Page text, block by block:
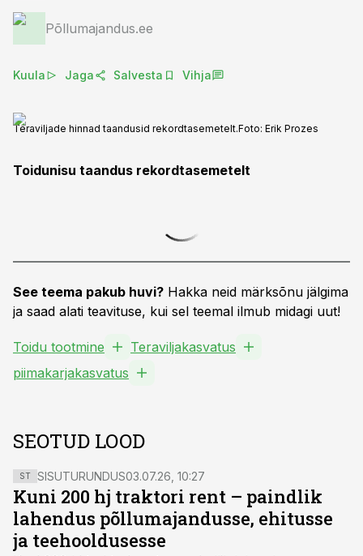
Põllumajandus.ee
Kuula Jaga Salvesta Vihja
Teraviljade hinnad taandusid rekordtasemetelt.Foto: Erik Prozes
Toidunisu taandus rekordtasemetelt
See teema pakub huvi? Hakka neid märksõnu jälgima
ja saad alati teavituse, kui sel teemal ilmub midagi uut!
Toidu tootmine
Teraviljakasvatus
piimakarjakasvatus
SEOTUD LOOD
ST SISUTURUNDUS03.07.26, 10:27
Kuni 200 hj traktori rent – paindlik
lahendus põllumajandusse, ehitusse
ja teehooldusesse